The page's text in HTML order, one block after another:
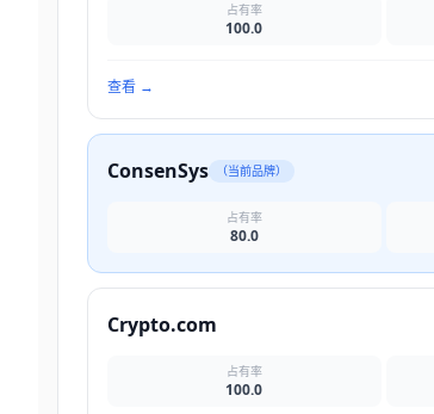
占有率
100.0
查看 →
ConsenSys （当前品牌）
占有率
80.0
Crypto.com
占有率
100.0